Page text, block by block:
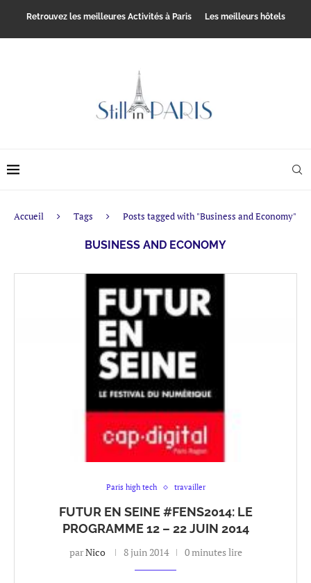
Retrouvez les meilleures Activités à Paris Les meilleurs hôtels
Accueil Tags Posts tagged with "Business and Economy"
BUSINESS AND ECONOMY
Paris high tech travailler
FUTUR EN SEINE #FENS2014: LE
PROGRAMME 12 – 22 JUIN 2014
parNico 8 juin 2014 0 minutes lire